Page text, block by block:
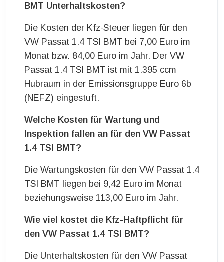
BMT Unterhaltskosten?
Die Kosten der Kfz-Steuer liegen für den
VW Passat 1.4 TSI BMT bei 7,00 Euro im
Monat bzw. 84,00 Euro im Jahr. Der VW
Passat 1.4 TSI BMT ist mit 1.395 ccm
Hubraum in der Emissionsgruppe Euro 6b
(NEFZ) eingestuft.
Welche Kosten für Wartung und
Inspektion fallen an für den VW Passat
1.4 TSI BMT?
Die Wartungskosten für den VW Passat 1.4
TSI BMT liegen bei 9,42 Euro im Monat
beziehungsweise 113,00 Euro im Jahr.
Wie viel kostet die Kfz-Haftpflicht für
den VW Passat 1.4 TSI BMT?
Die Unterhaltskosten für den VW Passat